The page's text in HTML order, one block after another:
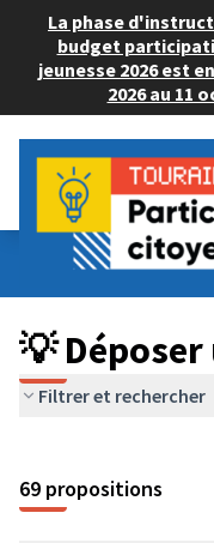
La phase
budget
jeunesse 2026 est
2026 au 11
Budget Participatif
💡 Déposer un projet
💡
Filtrer et rechercher
69 propositions